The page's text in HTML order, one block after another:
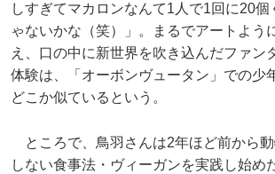
しすぎてマカロンなんて1人で1回に20個
ゃないかな（笑）」。まるでアートよう
え、口の中に新世界を吹き込んだファン
体験は、「オーボンヴュータン」での少
どこか似ているという。
ところで、鳥羽さんは2年ほど前から
しない食事法・ヴィーガンを実践し始め